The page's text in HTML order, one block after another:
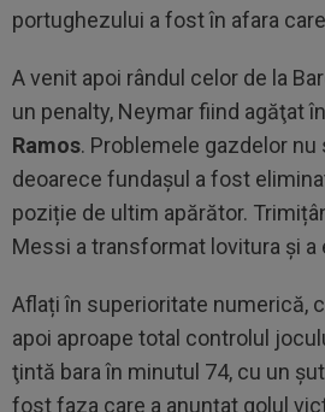
portughezului a fost în afara
A venit apoi rândul celor de la
un penalty, Neymar fiind agăţat
Ramos. Problemele gazdelor nu
deoarece fundașul a fost
poziție de ultim apărător.
Messi a transformat lovitura şi a
Aflați în superioritate numerică,
apoi aproape total controlul
ţintă bara în minutul 74, cu un
fost faza care a anunțat golul